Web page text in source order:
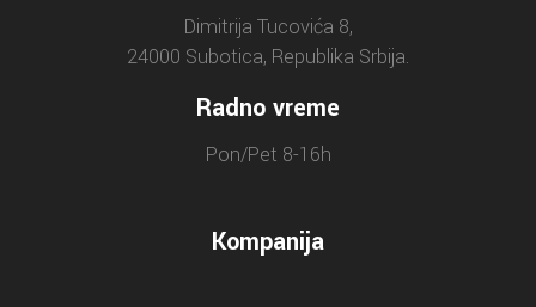
Dimitrija Tucovića 8,
24000 Subotica, Republika Srbija.
Radno vreme
Pon/Pet 8-16h
Kompanija